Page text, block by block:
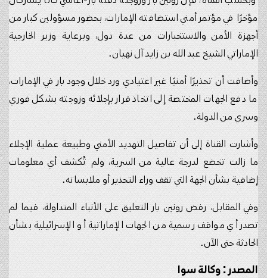
مؤخرًا في مؤتمر أمني استضافته الإمارات، بحضور مسؤولين كبار من
أجهزة الأمن والاستخبارات من عدة دول، وبرعاية وزير الخارجية
الإماراتي الشيخ عبد الله بن زايد آل نهيان.
وأضافت أن تحذيرًا أمنيًا غير اعتيادي ورد خلال وجود بار في الإمارات،
ما دفع الجهات المختصة إلى اتخاذ قرار بإجلائه وزوجته بشكل فوري
وسري من الدولة.
وأشارت القناة إلى أن تفاصيل التهديد الأمني وطبيعة عملية الإجلاء
ما زالت تخضع لدرجة عالية من السرية، ولم تُكشف أي معلومات
إضافية بشأن الجهة التي تقف وراء التحذير أو ملابساته.
وفي المقابل، رفض رونين بار التعليق على الأنباء المتداولة، فيما لم
تصدر أي مواقف رسمية من الجهات الإماراتية أو الإسرائيلية بشأن
الحادثة حتى الآن.
المصدر : وكالة سوا